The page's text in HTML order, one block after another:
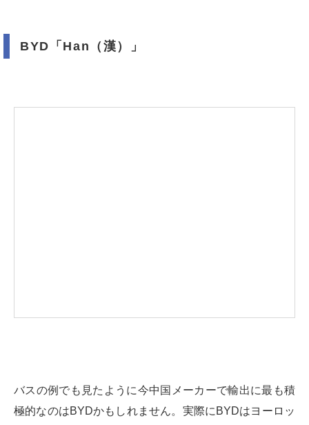
BYD「Han（漢）」
バスの例でも見たように今中国メーカーで輸出に最も積
極的なのはBYDかもしれません。実際にBYDはヨーロッ